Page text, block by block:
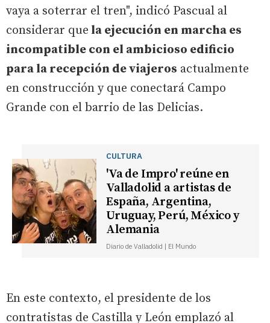
vaya a soterrar el tren", indicó Pascual al
considerar que la ejecución en marcha es
incompatible con el ambicioso edificio
para la recepción de viajeros actualmente
en construcción y que conectará Campo
Grande con el barrio de las Delicias.
CULTURA
'Va de Impro' reúne en
Valladolid a artistas de
España, Argentina,
Uruguay, Perú, México y
Alemania
Diario de Valladolid | El Mundo
En este contexto, el presidente de los
contratistas de Castilla y León emplazó al